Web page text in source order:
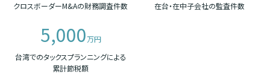
クロスボーダーM&Aの財務調査件数
在台・在中子会社の監査件数
5,000万円
台湾でのタックスプランニングによる
累計節税額